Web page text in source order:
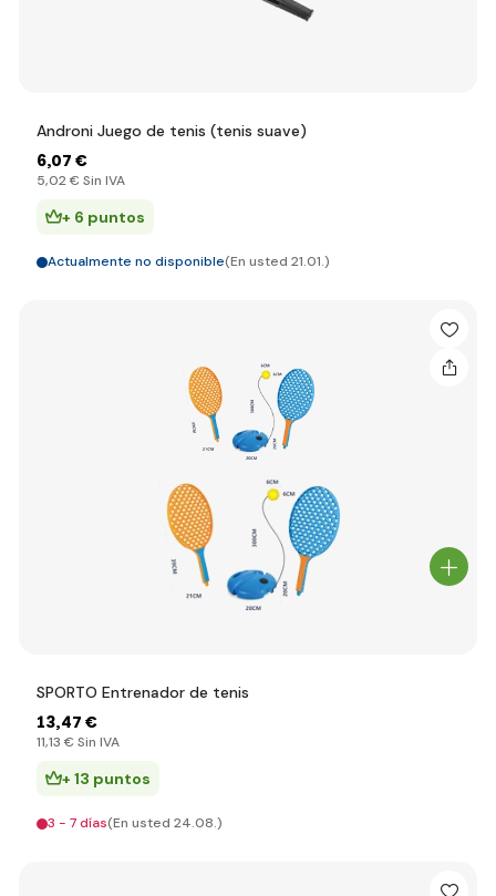
Androni Juego de tenis (tenis suave)
6,07 €
5,02 € Sin IVA
+ 6 puntos
Actualmente no disponible(En usted 21.01.)
SPORTO Entrenador de tenis
13,47 €
11,13 € Sin IVA
+ 13 puntos
3 - 7 días(En usted 24.08.)